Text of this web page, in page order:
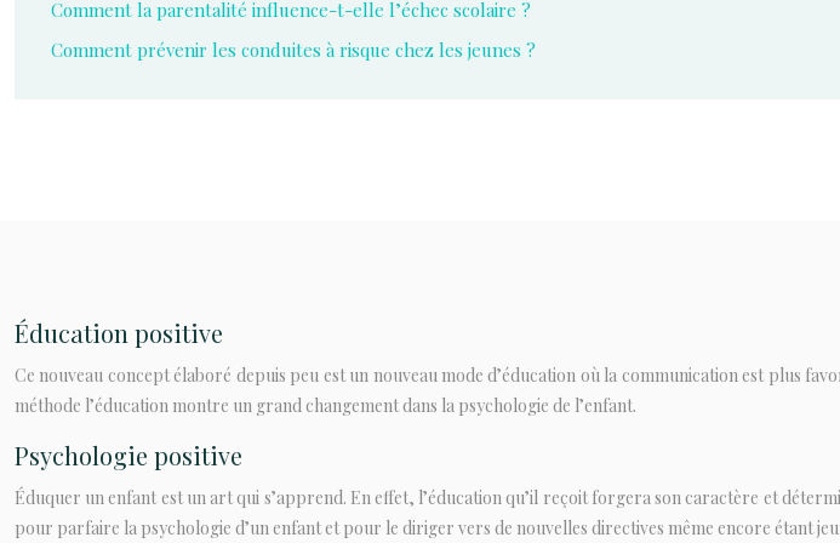
Comment la parentalité influence-t-elle l’échec scolaire ?
Comment prévenir les conduites à risque chez les jeunes ?
Éducation positive
Ce nouveau concept élaboré depuis peu est un nouveau mode d’éducation où la communication est plus
méthode l’éducation montre un grand changement dans la psychologie de l’enfant.
Psychologie positive
Éduquer un enfant est un art qui s’apprend. En effet, l’éducation qu’il reçoit forgera son caractère et
pour parfaire la psychologie d’un enfant et pour le diriger vers de nouvelles directives même encore étant